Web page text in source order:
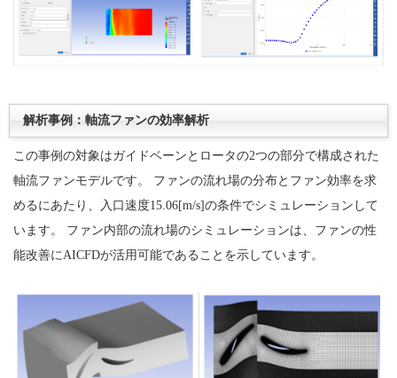
解析事例：軸流ファンの効率解析
この事例の対象はガイドベーンとロータの2つの部分で構成された
軸流ファンモデルです。 ファンの流れ場の分布とファン効率を求
めるにあたり、入口速度15.06[m/s]の条件でシミュレーションして
います。 ファン内部の流れ場のシミュレーションは、ファンの性
能改善にAICFDが活用可能であることを示しています。